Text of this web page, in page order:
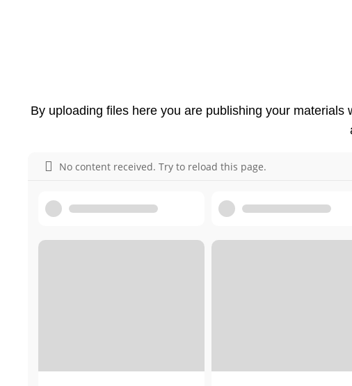
By uploading files here you are publishing your materials
No content received. Try to reload this page.